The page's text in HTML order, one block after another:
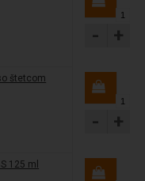
- +
štetcom
- +
125 ml